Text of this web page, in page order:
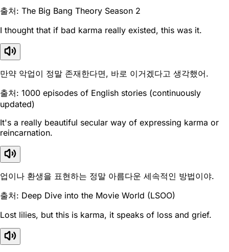
출처: The Big Bang Theory Season 2
I thought that if bad karma really existed, this was it.
만약 악업이 정말 존재한다면, 바로 이거겠다고 생각했어.
출처: 1000 episodes of English stories (continuously
updated)
It's a really beautiful secular way of expressing karma or
reincarnation.
업이나 환생을 표현하는 정말 아름다운 세속적인 방법이야.
출처: Deep Dive into the Movie World (LSOO)
Lost lilies, but this is karma, it speaks of loss and grief.